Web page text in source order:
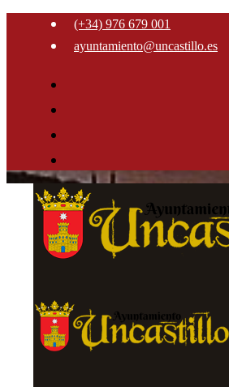
(+34) 976 679 001
ayuntamiento@uncastillo.es